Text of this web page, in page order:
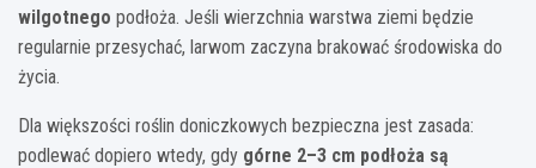
wilgotnego podłoża. Jeśli wierzchnia warstwa ziemi będzie
regularnie przesychać, larwom zaczyna brakować środowiska do
życia.
Dla większości roślin doniczkowych bezpieczna jest zasada:
podlewać dopiero wtedy, gdy górne 2–3 cm podłoża są